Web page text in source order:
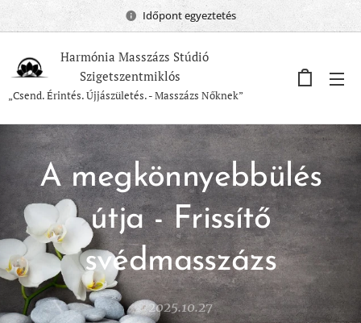
Időpont egyeztetés
Harmónia Masszázs Stúdió
Szigetszentmiklós
„Csend. Érintés. Újjászületés. - Masszázs Nőknek”
A megkönnyebbülés
útja - Frissítő
svédmasszázs
2025.10.27